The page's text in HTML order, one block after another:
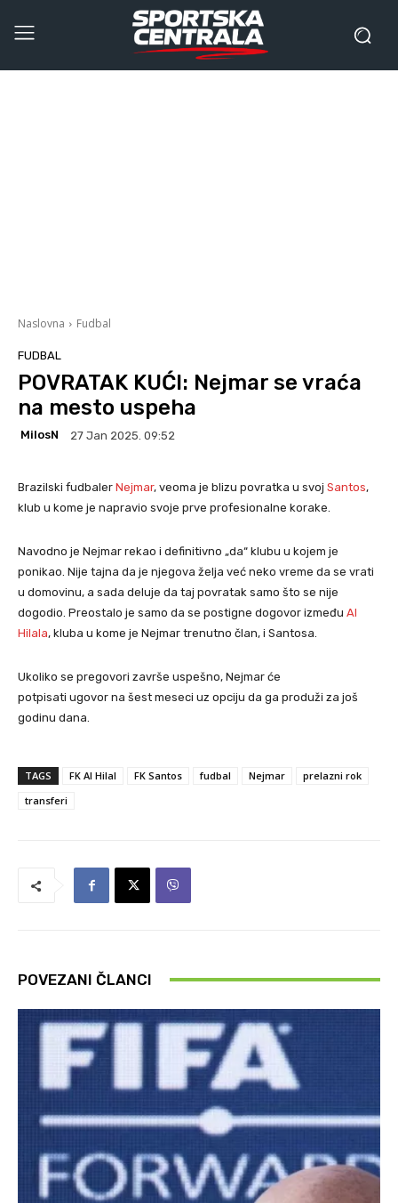
Naslovna Fudbal
FUDBAL
POVRATAK KUĆI: Nejmar se vraća
na mesto uspeha
MilosN 27 Jan 2025. 09:52
Brazilski fudbaler Nejmar, veoma je blizu povratka u svoj Santos,
klub u kome je napravio svoje prve profesionalne korake.
Navodno je Nejmar rekao i definitivno „da“ klubu u kojem je
ponikao. Nije tajna da je njegova želja već neko vreme da se vrati
u domovinu, a sada deluje da taj povratak samo što se nije
dogodio. Preostalo je samo da se postigne dogovor između Al
Hilala, kluba u kome je Nejmar trenutno član, i Santosa.
Ukoliko se pregovori završe uspešno, Nejmar će
potpisati ugovor na šest meseci uz opciju da ga produži za još
godinu dana.
TAGS FK Al Hilal FK Santos fudbal Nejmar
prelazni rok
transferi
POVEZANI ČLANCI